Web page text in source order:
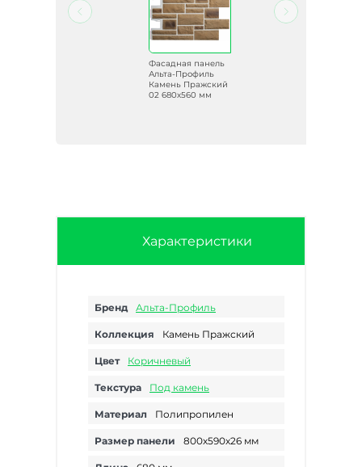
Фасадная панель
Альта-Профиль
Камень Пражский
02 680х560 мм
Характеристики
Бренд Альта-Профиль
Коллекция Камень Пражский
Цвет Коричневый
Текстура Под камень
Материал Полипропилен
Размер панели 800х590х26 мм